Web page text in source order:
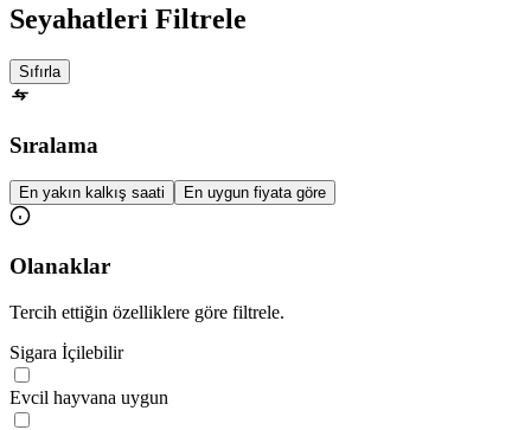
Seyahatleri Filtrele
Sıfırla
Sıralama
En yakın kalkış saati En uygun fiyata göre
Olanaklar
Tercih ettiğin özelliklere göre filtrele.
Sigara İçilebilir
Evcil hayvana uygun